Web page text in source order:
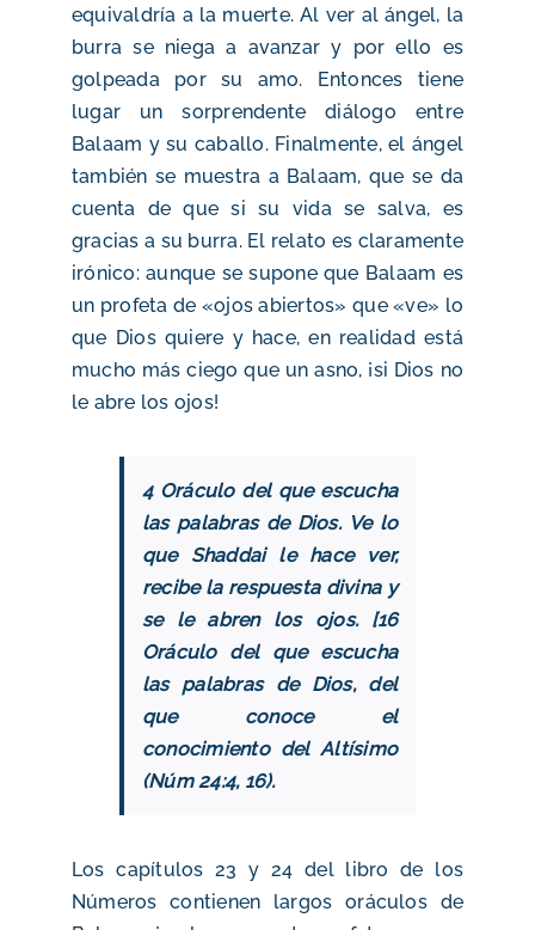
equivaldría a la muerte. Al ver al ángel, la
burra se niega a avanzar y por ello es
golpeada por su amo. Entonces tiene
lugar un sorprendente diálogo entre
Balaam y su caballo. Finalmente, el ángel
también se muestra a Balaam, que se da
cuenta de que si su vida se salva, es
gracias a su burra. El relato es claramente
irónico: aunque se supone que Balaam es
un profeta de «ojos abiertos» que «ve» lo
que Dios quiere y hace, en realidad está
mucho más ciego que un asno, ¡si Dios no
le abre los ojos!
4 Oráculo del que escucha
las palabras de Dios. Ve lo
que Shaddai le hace ver,
recibe la respuesta divina y
se le abren los ojos. [16
Oráculo del que escucha
las palabras de Dios, del
que conoce el
conocimiento del Altísimo
(Núm 24:4, 16).
Los capítulos 23 y 24 del libro de los
Números contienen largos oráculos de